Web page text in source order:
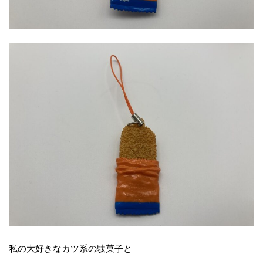
私の大好きなカツ系の駄菓子と